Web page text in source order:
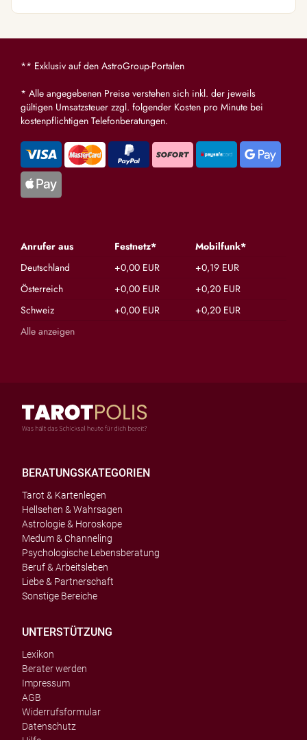
** Exklusiv auf den AstroGroup-Portalen
* Alle angegebenen Preise verstehen sich inkl. der jeweils
gültigen Umsatzsteuer zzgl. folgender Kosten pro Minute bei
kostenpflichtigen Telefonberatungen.
Anrufer aus Festnetz*
Mobilfunk*
Deutschland
+0,00 EUR
+0,19 EUR
Österreich
+0,00 EUR
+0,20 EUR
Schweiz
+0,00 EUR
+0,20 EUR
Alle anzeigen
BERATUNGSKATEGORIEN
Tarot & Kartenlegen
Hellsehen & Wahrsagen
Astrologie & Horoskope
Medum & Channeling
Psychologische Lebensberatung
Beruf & Arbeitsleben
Liebe & Partnerschaft
Sonstige Bereiche
UNTERSTÜTZUNG
Lexikon
Berater werden
Impressum
AGB
Widerrufsformular
Datenschutz